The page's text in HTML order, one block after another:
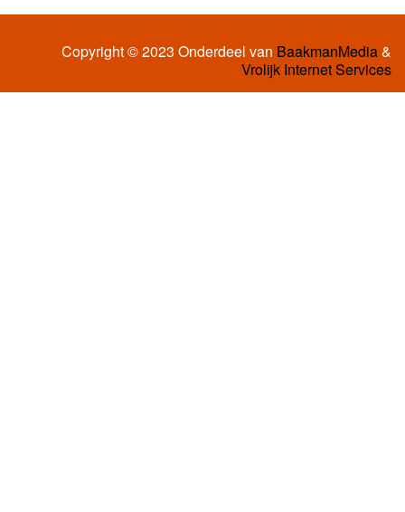
Copyright © 2023 Onderdeel van BaakmanMedia&
Vrolijk Internet Services